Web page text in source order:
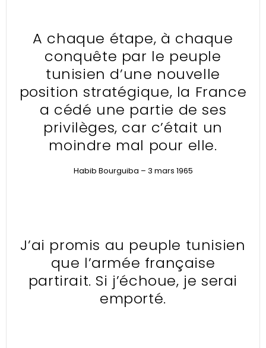
A chaque étape, à chaque
conquête par le peuple
tunisien d’une nouvelle
position stratégique, la France
a cédé une partie de ses
privilèges, car c’était un
moindre mal pour elle.
Habib Bourguiba – 3 mars 1965
J’ai promis au peuple tunisien
que l’armée française
partirait. Si j’échoue, je serai
emporté.